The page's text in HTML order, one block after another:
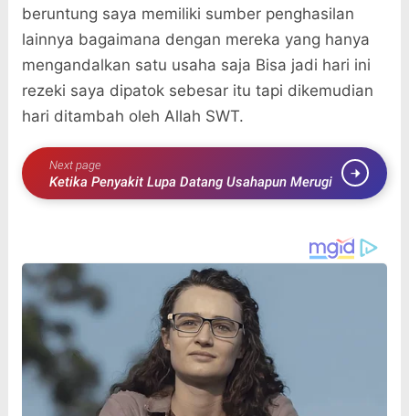
beruntung saya memiliki sumber penghasilan
lainnya bagaimana dengan mereka yang hanya
mengandalkan satu usaha saja Bisa jadi hari ini
rezeki saya dipatok sebesar itu tapi dikemudian
hari ditambah oleh Allah SWT.
Next page
Ketika Penyakit Lupa Datang Usahapun Merugi